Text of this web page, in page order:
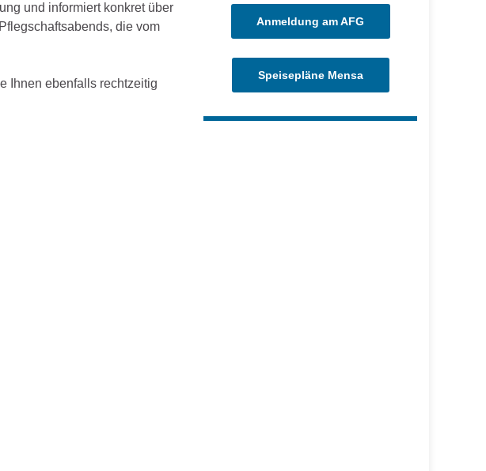
und informiert konkret über
die vom
Ihnen ebenfalls rechtzeitig
Anmeldung am AFG
Speisepläne Mensa